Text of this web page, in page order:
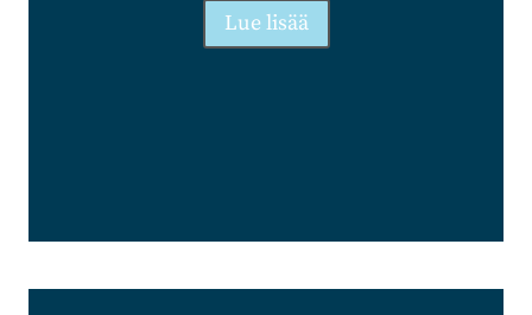
Lue lisää